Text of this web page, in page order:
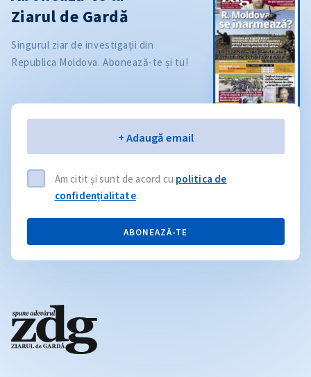
Ziarul de Gardă
Singurul ziar de investigații din
Republica Moldova. Abonează-te și tu!
+ Adaugă email
Am citit și sunt de acord cu politica de
confidențialitate.
ABONEAZĂ-TE